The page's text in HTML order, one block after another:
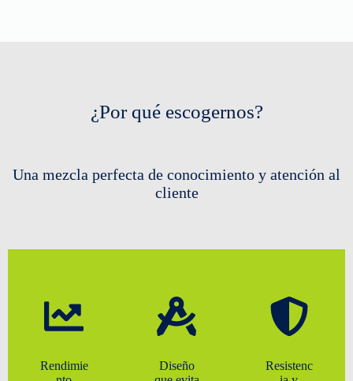
¿Por qué escogernos?
Una mezcla perfecta de conocimiento y atención al
cliente
Rendimie
Diseño
Resistenc